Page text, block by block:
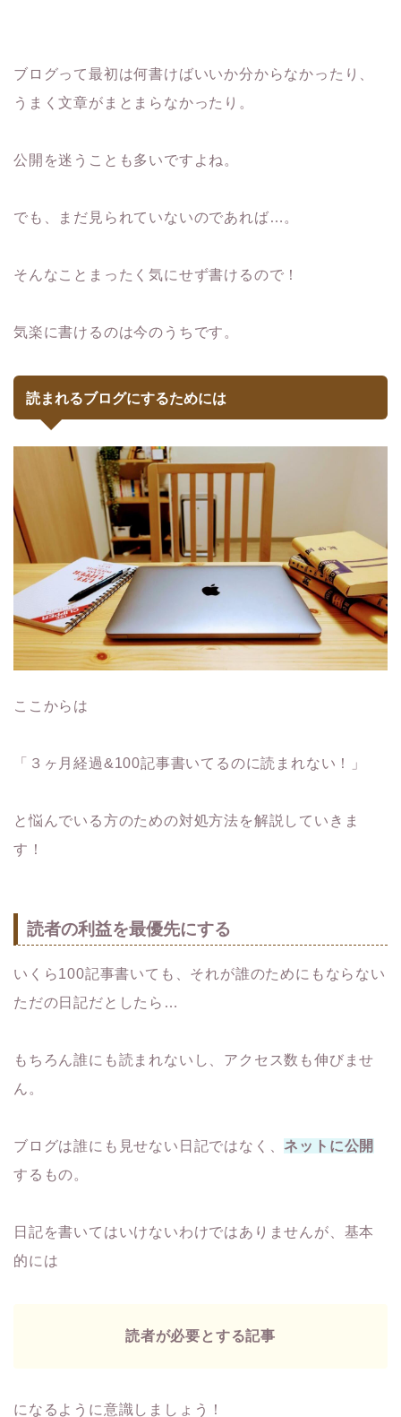
ブログって最初は何書けばいいか分からなかったり、
うまく文章がまとまらなかったり。
公開を迷うことも多いですよね。
でも、まだ見られていないのであれば…。
そんなことまったく気にせず書けるので！
気楽に書けるのは今のうちです。
読まれるブログにするためには
ここからは
「３ヶ月経過&100記事書いてるのに読まれない！」
と悩んでいる方のための対処方法を解説していきま
す！
読者の利益を最優先にする
いくら100記事書いても、それが誰のためにもならない
ただの日記だとしたら…
もちろん誰にも読まれないし、アクセス数も伸びませ
ん。
ブログは誰にも見せない日記ではなく、 ネットに公開
するもの。
日記を書いてはいけないわけではありませんが、基本
的には
読者が必要とする記事
になるように意識しましょう！